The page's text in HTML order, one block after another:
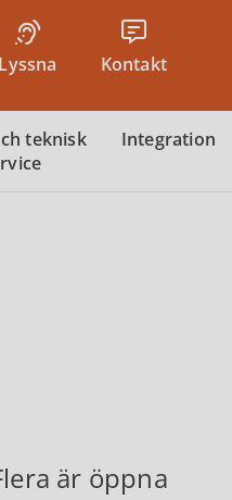
Lyssna Kontakt
teknisk
Integration
är öppna